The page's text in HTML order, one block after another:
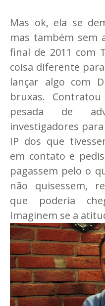
Mas ok, ela se
mas também sem
final de 2011 com
coisa diferente
lançar algo com
bruxas.
pesada de
investigadores
IP dos que
em contato e
pagassem pelo o
não quisessem,
que poderia
Imaginem se a